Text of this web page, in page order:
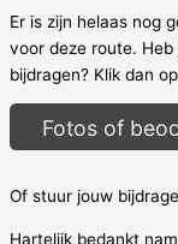
Er is zijn helaas nog
voor deze route.
bijdragen? Klik dan
Fotos of
Of stuur jouw
Hartelijk bedankt